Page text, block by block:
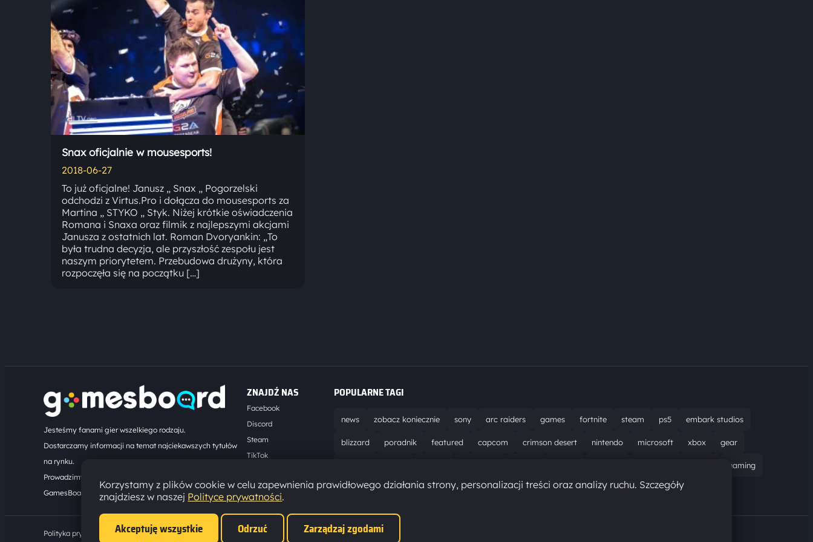
Snax oficjalnie w mousesports!
2018-06-27
To już oficjalne! Janusz „ Snax „ Pogorzelski
odchodzi z Virtus.Pro i dołącza do mousesports za
Martina „ STYKO „ Styk. Niżej krótkie oświadczenia
Romana i Snaxa oraz filmik z najlepszymi akcjami
Janusza z ostatnich lat. Roman Dvoryankin: „To
była trudna decyzja, ale przyszłość zespołu jest
naszym priorytetem. Przebudowa drużyny, która
rozpoczęła się na początku […]
Jesteśmy fanami gier wszelkiego rodzaju.
Dostarczamy informacji na temat najciekawszych tytułów
na rynku.
Prowadzimy turnieje online. Działamy od 2008 roku.
GamesBoard.pl © 2026
ZNAJDŹ NAS
Facebook
Discord
Steam
TikTok
POPULARNE TAGI
news zobacz koniecznie sony arc raiders games fortnite steam ps5 embark studios
blizzard poradnik featured capcom crimson desert nintendo microsoft xbox gear
gaming
aktualizacja pc epic games hytale
Polityka prywatności · Ustawienia cookies
Korzystamy z plików cookie w celu zapewnienia prawidłowego działania strony, personalizacji treści oraz analizy ruchu. Szczegóły
znajdziesz w naszej Polityce prywatności.
Akceptuję wszystkie Odrzuć Zarządzaj zgodami